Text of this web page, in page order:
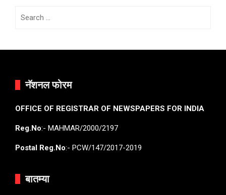
नॅशनल फोरम
OFFICE OF REGISTRAR OF NEWSPAPERS FOR INDIA
Reg.No:- MAHMAR/2000/2197
Postal Reg.No:- PCW/147/2017-2019
बातम्या